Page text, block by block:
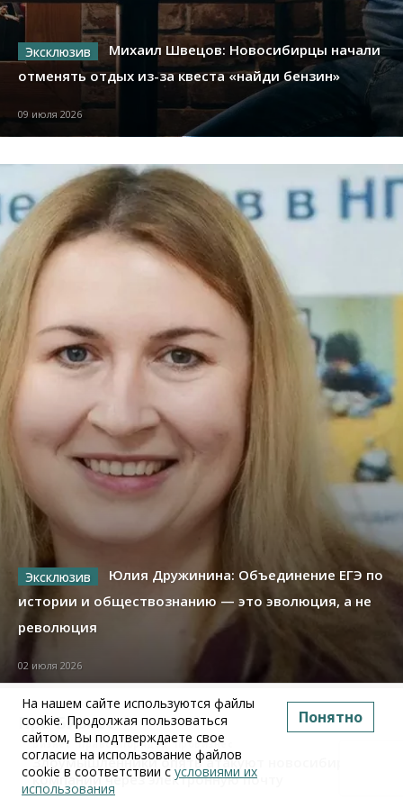
Михаил Швецов: Новосибирцы начали
отменять отдых из-за квеста «найди бензин»
09 июля 2026
Юлия Дружинина: Объединение ЕГЭ по
истории и обществознанию — это эволюция, а не
революция
02 июля 2026
Про Бизнес
Бизнес Право&Порядок ПроБизнес
Злоумышленники опять атакуют новосибирские
компании через электронную почту
На нашем сайте используются файлы
cookie. Продолжая пользоваться
сайтом, Вы подтверждаете свое
согласие на использование файлов
cookie в соответствии с условиями их
использования
Понятно